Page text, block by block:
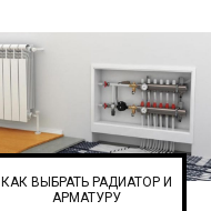
КАК ВЫБРАТЬ РАДИАТОР И
АРМАТУРУ